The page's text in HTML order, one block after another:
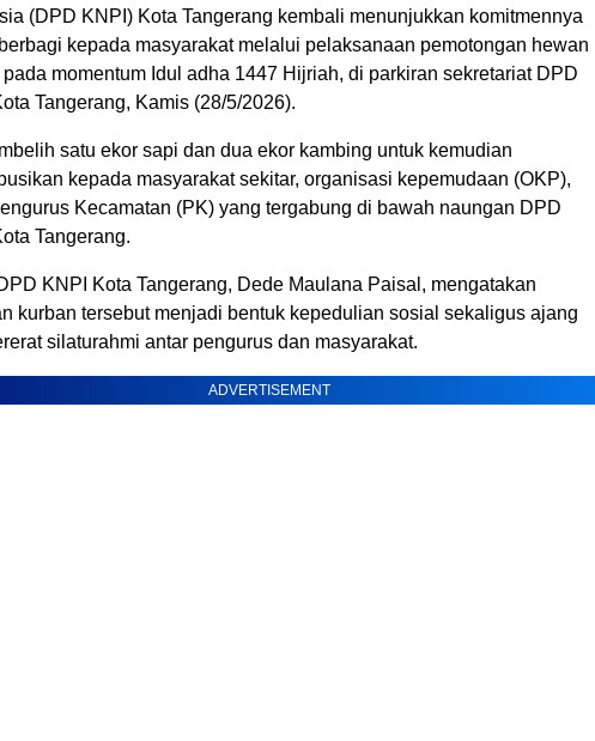
(DPD KNPI) Kota Tangerang kembali menunjukkan komitmennya
kepada masyarakat melalui pelaksanaan pemotongan hewan
pada momentum Idul adha 1447 Hijriah, di parkiran sekretariat DPD
Tangerang, Kamis (28/5/2026).
satu ekor sapi dan dua ekor kambing untuk kemudian
kepada masyarakat sekitar, organisasi kepemudaan (OKP),
Kecamatan (PK) yang tergabung di bawah naungan DPD
Tangerang.
KNPI Kota Tangerang, Dede Maulana Paisal, mengatakan
kurban tersebut menjadi bentuk kepedulian sosial sekaligus ajang
silaturahmi antar pengurus dan masyarakat.
ADVERTISEMENT